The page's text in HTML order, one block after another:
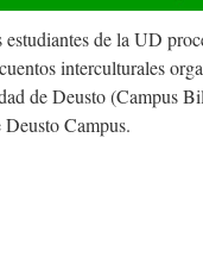
de la UD
interculturales
de Deusto (Campus
Campus.